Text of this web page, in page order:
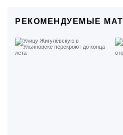
РЕКОМЕНДУЕМЫЕ